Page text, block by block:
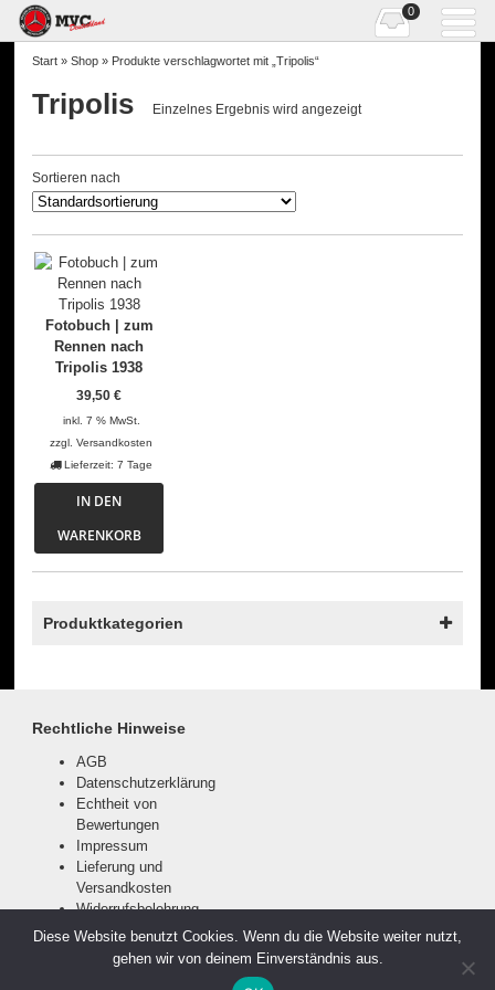
0
Start »Shop » Produkte verschlagwortet mit „Tripolis“
Tripolis Einzelnes Ergebnis wird angezeigt
Sortieren nach
Fotobuch | zum
Rennen nach
Tripolis 1938
39,50€
inkl. 7 % MwSt.
zzgl.Versandkosten
Lieferzeit:7 Tage
IN DEN
WARENKORB
Produktkategorien
Rechtliche Hinweise
AGB
Datenschutzerklärung
Echtheit von
Bewertungen
Impressum
Lieferung und
Versandkosten
Widerrufsbelehrung
Zahlungsarten
Diese Website benutzt Cookies. Wenn du die Website weiter nutzt,
gehen wir von deinem Einverständnis aus.